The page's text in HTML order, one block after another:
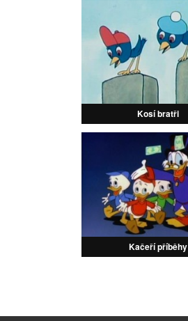
Kosí bratři
Kačeří příběhy